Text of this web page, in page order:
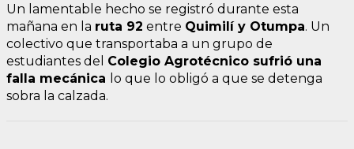
Un lamentable hecho se registró durante esta
mañana en la ruta 92 entre Quimilí y Otumpa. Un
colectivo que transportaba a un grupo de
estudiantes del Colegio Agrotécnico sufrió una
falla mecánica lo que lo obligó a que se detenga
sobra la calzada.